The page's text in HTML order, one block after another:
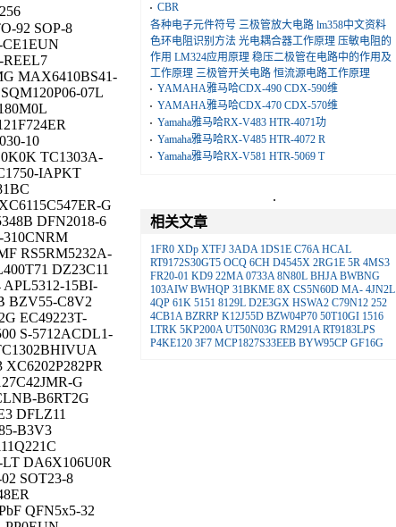
92 SOP-8
MAX6410BS41-
07L
10
TC1303A-
IAPKT
G
DFN2018-6
310CNRM
RS5RM5232A-
DZ23C11
APL5312-15BI-
BZV55-C8V2
EC49223T-
S-5712ACDL1-
G
B6RT2G
DFLZ11
B3V3
DA6X106U0R
SOT23-8
QFN5x5-32
CBR
各种电子元件符号 三极管放大电路 lm358中文资料
色环电阻识别方法 光电耦合器工作原理 压敏电阻的
作用 LM324应用原理 稳压二极管在电路中的作用及
工作原理 三极管开关电路 恒流源电路工作原理
YAMAHA雅马哈CDX-490 CDX-590维
YAMAHA雅马哈CDX-470 CDX-570维
Yamaha雅马哈RX-V483 HTR-4071功
Yamaha雅马哈RX-V485 HTR-4072 R
Yamaha雅马哈RX-V581 HTR-5069 T
.
相关文章
1FR0 XDp XTFJ 3ADA 1DS1E C76A HCAL
RT9172S30GT5 OCQ 6CH D4545X 2RG1E 5R 4MS3
FR20-01 KD9 22MA 0733A 8N80L BHJA BWBNG
103AIW BWHQP 31BKME 8X CS5N60D MA- 4JN2L
4QP 61K 5151 8129L D2E3GX HSWA2 C79N12 252
4CB1A BZRRP K12J55D BZW04P70 50T10GI 1516
LTRK 5KP200A UT50N03G RM291A RT9183LPS
P4KE120 3F7 MCP1827S33EEB BYW95CP GF16G